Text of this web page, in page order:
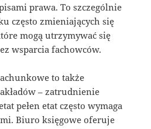
prawa. To szczególnie
często zmieniających się
mogą utrzymywać się
wsparcia fachowców.
to także
– zatrudnienie
pełen etat często wymaga
Biuro księgowe oferuje